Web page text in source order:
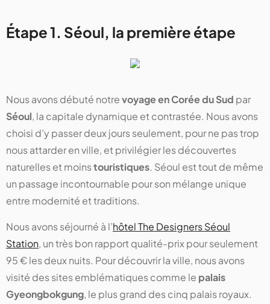
Étape 1. Séoul, la première étape
Nous avons débuté notrevoyage en Corée du Sud par
Séoul, la capitale dynamique et contrastée. Nous avons
choisi d’y passer deux jours seulement, pour ne pas trop
nous attarder en ville, et privilégier les découvertes
naturelles et moinstouristiques. Séoul est tout de même
un passage incontournable pour son mélange unique
entre modernité et traditions.
Nous avons séjourné à l’hôtel The Designers Séoul
Station, un très bon rapport qualité-prix pour seulement
95 € les deux nuits. Pour découvrir la ville, nous avons
visité des sites emblématiques comme le palais
Gyeongbokgung, le plus grand des cinq palais royaux.